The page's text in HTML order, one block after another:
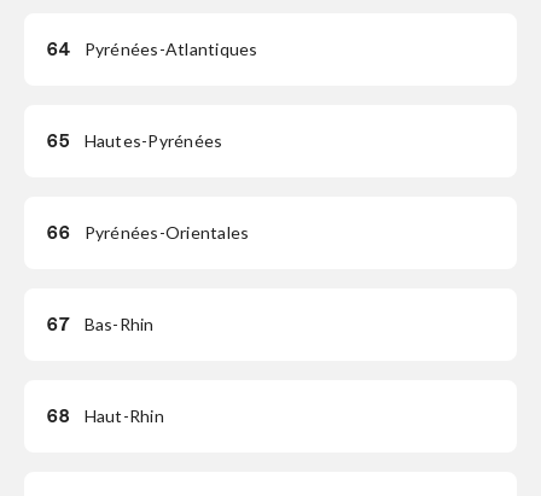
64 Pyrénées-Atlantiques
65 Hautes-Pyrénées
66 Pyrénées-Orientales
67 Bas-Rhin
68 Haut-Rhin